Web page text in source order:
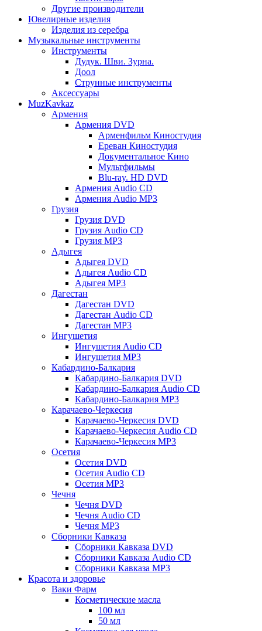
Другие производители
Ювелирные изделия
Изделия из серебра
Музыкальные инструменты
Инструменты
Дудук. Шви. Зурна.
Доол
Струнные инструменты
Аксессуары
MuzKavkaz
Армения
Армения DVD
Арменфильм Киностудия
Ереван Киностудия
Документальное Кино
Мультфильмы
Blu-ray. HD DVD
Армения Audio CD
Армения Audio MP3
Грузия
Грузия DVD
Грузия Audio CD
Грузия MP3
Адыгея
Адыгея DVD
Адыгея Audio CD
Адыгея MP3
Дагестан
Дагестан DVD
Дагестан Audio CD
Дагестан MP3
Ингушетия
Ингушетия Audio CD
Ингушетия MP3
Кабардино-Балкария
Кабардино-Балкария DVD
Кабардино-Балкария Audio CD
Кабардино-Балкария MP3
Карачаево-Черкесия
Карачаево-Черкесия DVD
Карачаево-Черкесия Audio CD
Карачаево-Черкесия MP3
Осетия
Осетия DVD
Осетия Audio CD
Осетия MP3
Чечня
Чечня DVD
Чечня Audio CD
Чечня MP3
Сборники Кавказа
Сборники Кавказа DVD
Сборники Кавказа Audio CD
Сборники Кавказа MP3
Красота и здоровье
Ваки Фарм
Косметические масла
100 мл
50 мл